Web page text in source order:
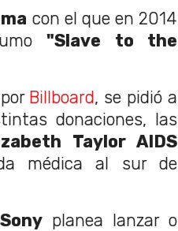
con el que en 2014
"Slave to the
Billboard, se pidió a
donaciones, las
Taylor AIDS
médica al sur de
Sony planea lanzar o